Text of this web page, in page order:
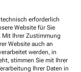
erforderlich
Website für Sie
Ihrer Zustimmung
Website auch an
werden, in
stimmen Sie mit Ihrer
Ihrer Daten in